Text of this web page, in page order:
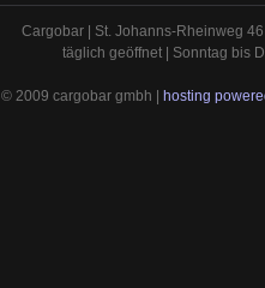
Cargobar | St. Johanns-Rheinweg
täglich geöffnet | Sonntag bis
© 2009 cargobar gmbh | hosting